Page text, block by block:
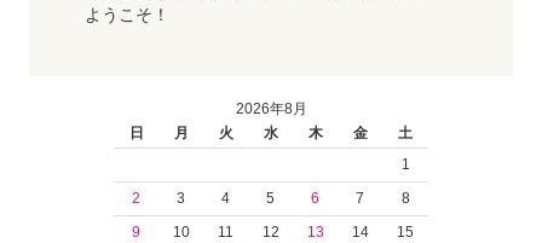
ようこそ！
2026年8月
日
月 火 水 木 金
土
1
2
3 4 5 6 7
8
9
10 11 12 13 14
15